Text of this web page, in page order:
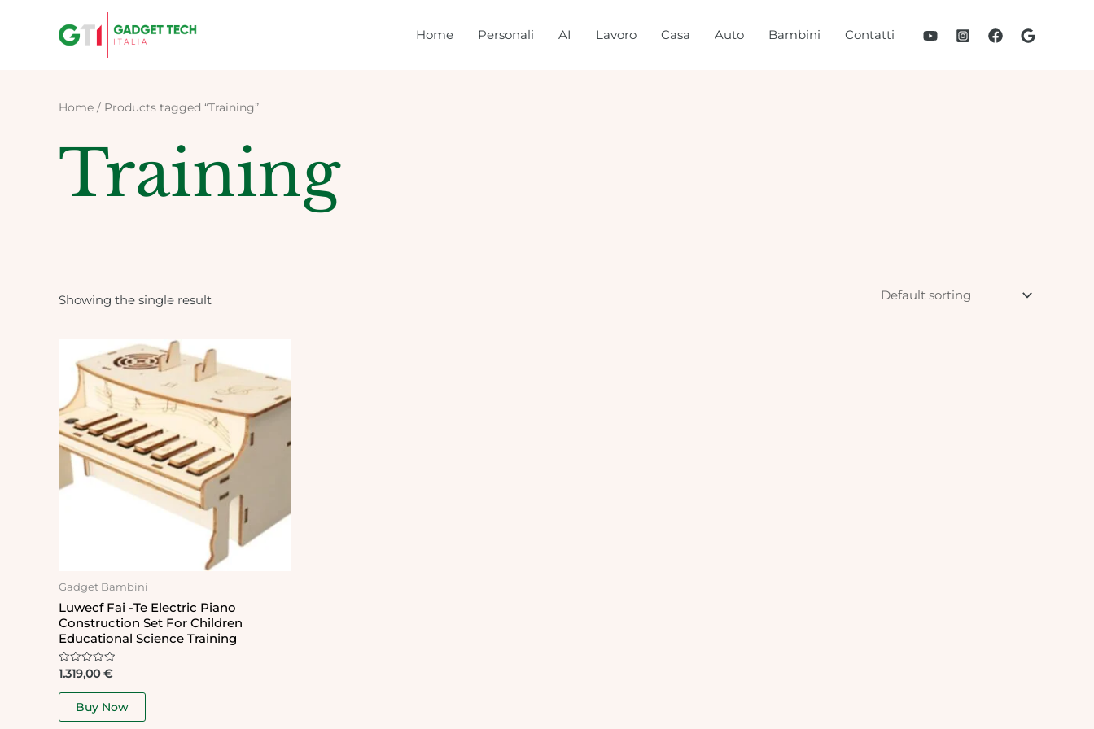
Home Personali AI Lavoro Casa Auto Bambini Contatti
Home / Products tagged “Training”
Training
Showing the single result
Gadget Bambini
Luwecf Fai -te Electric Piano
Construction Set For Children
Educational Science Training
Rated
out
1.319,00€
Buy Now